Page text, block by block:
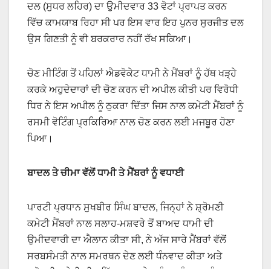
ਦਲ (ਸੁਧਰ ਲਹਿਰ) ਦਾ ਉਮੀਦਵਾਰ 33 ਵੋਟਾਂ ਪ੍ਰਾਪਤ ਕਰਨ
ਵਿੱਚ ਕਾਮਯਾਬ ਰਿਹਾ ਸੀ ਪਰ ਇਸ ਵਾਰ ਇਹ ਪੁਨਰ ਸੁਰਜੀਤ ਦਲ
ਉਸ ਗਿਣਤੀ ਨੂੰ ਵੀ ਬਰਕਰਾਰ ਨਹੀਂ ਰੱਖ ਸਕਿਆ।
ਚੋਣ ਮੀਟਿੰਗ ਤੋਂ ਪਹਿਲਾਂ ਐਡਵੋਕੇਟ ਧਾਮੀ ਨੇ ਮੈਂਬਰਾਂ ਨੂੰ ਹੱਥ ਖੜ੍ਹੇ
ਕਰਕੇ ਅਹੁਦੇਦਾਰਾਂ ਦੀ ਚੋਣ ਕਰਨ ਦੀ ਅਪੀਲ ਕੀਤੀ ਪਰ ਵਿਰੋਧੀ
ਧਿਰ ਨੇ ਇਸ ਅਪੀਲ ਨੂੰ ਠੁਕਰਾ ਦਿੱਤਾ ਜਿਸ ਨਾਲ ਕਮੇਟੀ ਮੈਂਬਰਾਂ ਨੂੰ
ਰਸਮੀ ਵੋਟਿੰਗ ਪ੍ਰਕਿਰਿਆ ਨਾਲ ਚੋਣ ਕਰਨ ਲਈ ਮਜਬੂਰ ਹੋਣਾ
ਪਿਆ।
ਬਾਦਲ ਤੇ ਚੀਮਾ ਵੱਲੋਂ ਧਾਮੀ ਤੇ ਮੈਂਬਰਾਂ ਨੂੰ ਵਧਾਈ
ਪਾਰਟੀ ਪ੍ਰਧਾਨ ਸੁਖਬੀਰ ਸਿੰਘ ਬਾਦਲ, ਜਿਨ੍ਹਾਂ ਨੇ ਸ਼੍ਰੋਮਣੀ
ਕਮੇਟੀ ਮੈਂਬਰਾਂ ਨਾਲ ਸਲਾਹ-ਮਸ਼ਵਰੇ ਤੋਂ ਬਾਅਦ ਧਾਮੀ ਦੀ
ਉਮੀਦਵਾਰੀ ਦਾ ਐਲਾਨ ਕੀਤਾ ਸੀ, ਨੇ ਅੱਜ ਸਾਰੇ ਮੈਂਬਰਾਂ ਵੱਲੋਂ
ਸਰਬਸੰਮਤੀ ਨਾਲ ਸਮਰਥਨ ਦੇਣ ਲਈ ਧੰਨਵਾਦ ਕੀਤਾ ਅਤੇ